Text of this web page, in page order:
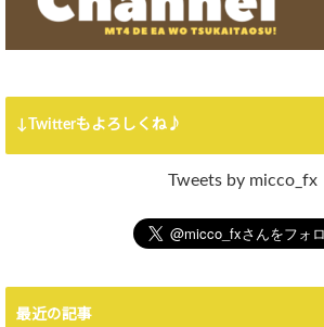
↓Twitterもよろしくね♪
Tweets by micco_fx
最近の記事